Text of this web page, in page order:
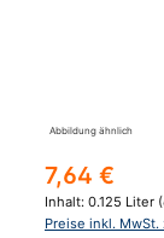
Abbildung ähnlich
Regulärer Preis:
7,64 €
Inhalt: 0.125 Liter
Preise inkl.